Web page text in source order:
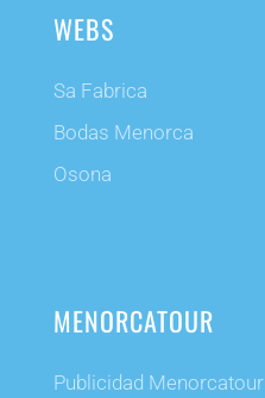
WEBS
Sa Fabrica
Bodas Menorca
Osona
MENORCATOUR
Publicidad Menorcatour